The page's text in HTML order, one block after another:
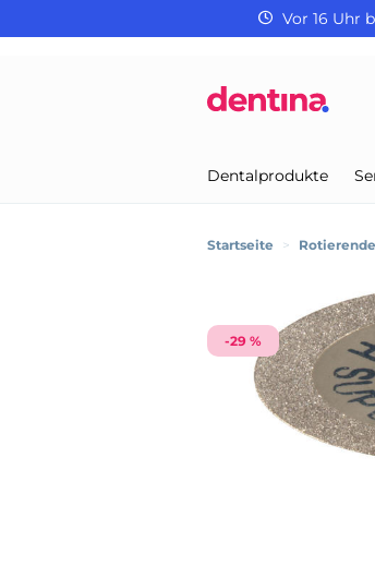
Vor 16 Uhr
Dentalprodukte
Startseite >
-29 %